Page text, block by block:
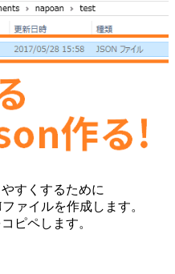
すくするために
ァイルを作成します。
ピペします。